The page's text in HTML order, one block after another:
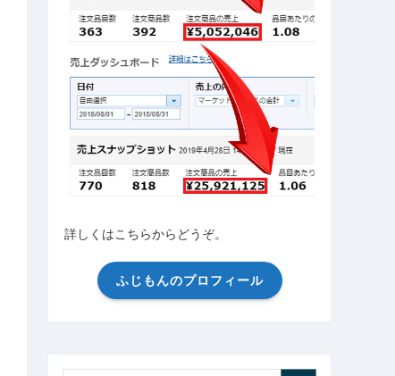
詳しくはこちらからどうぞ。
ふじもんのプロフィール